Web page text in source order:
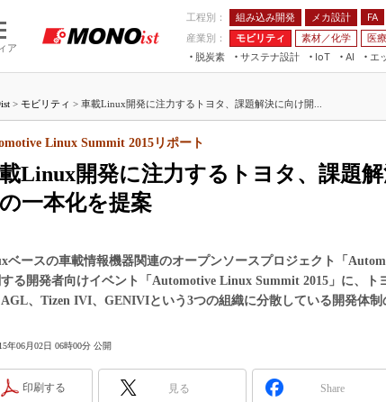
ア
工程別： 組み込み開発 メカ設計 FA
産業別：
モビリティ 素材／化学 医
脱炭素
サステナ設計
IoT
つながる工場
つながるサービス
AI
AI×設備保全
Physical AI
エ
JIMTOF
IIFES
TECHNO-FRONTIER
人テク展
日本ものづくりワー
AUTOMOTIVE WORLD
VR／AR
フィールド
組み込み
Windows
FA
> モビリティ > 車載Linux開発に注力するトヨタ、課題解決に向け開...
Linux開発に注力するトヨタ、課題
一本化を提案
Linux Summit 2015リポート
ベースの車載情報機器関連のオープンソースプロジェクト「
る開発者向けイベント「Automotive Linux Summit 2015」に、ト
、Tizen IVI、GENIVIという3つの組織に分散している開発体
年06月02日 06時00分 公開
印刷する 見る Share